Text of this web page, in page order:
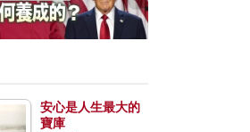
安心是人生最大的
寶庫